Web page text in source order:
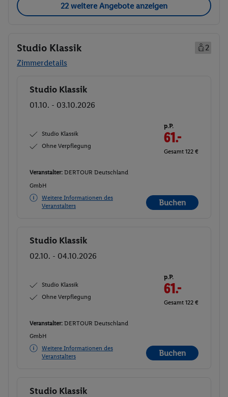
22 weitere Angebote anzeigen
Studio Klassik
2
Zimmerdetails
Buchen
Studio Klassik
01.10. - 03.10.2026
Studio Klassik
Ohne Verpflegung
p.P.
61.-
Gesamt 122 €
Veranstalter: DERTOUR Deutschland
GmbH
Weitere Informationen des
Veranstalters
Buchen
Buchen
Studio Klassik
02.10. - 04.10.2026
Studio Klassik
Ohne Verpflegung
p.P.
61.-
Gesamt 122 €
Veranstalter: DERTOUR Deutschland
GmbH
Weitere Informationen des
Veranstalters
Buchen
Buchen
Studio Klassik